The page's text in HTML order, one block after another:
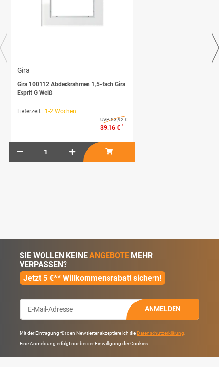
Gira
Gira 100112 Abdeckrahmen 1,5-fach Gira
Esprit G Weiß
Lieferzeit : 1-2 Wochen
UVP:83,92 €
39,16 € *
SIE WOLLEN KEINE ANGEBOTE MEHR
VERPASSEN?
Jetzt 5 €** Willkommensrabatt sichern!
ANMELDEN
Mit der Eintragung für den Newsletter akzeptiere ich die Datenschutzerklärung
Eine Anmeldung erfolgt nur bei der Einwilligung der Cookies.